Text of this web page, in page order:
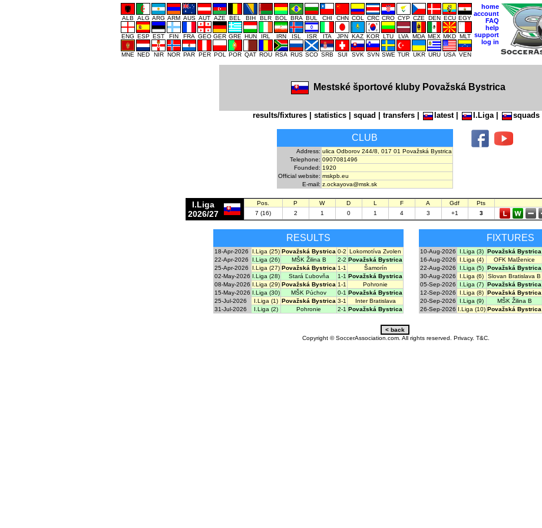
ALB ALG ARG ARM AUS AUT AZE BEL BIH BLR BOL BRA BUL CHI CHN COL CRC CRO CYP CZE DEN ECU EGY
ENG ESP EST FIN FRA GEO GER GRE HUN IRL IRN ISL ISR ITA JPN KAZ KOR LTU LVA MDA MEX MKD MLT
MNE NED NIR NOR PAR PER POL POR QAT ROU RSA RUS SCO SRB SUI SVK SVN SWE TUR UKR URU USA VEN
home
account
FAQ
help
support
log in
Mestské športové kluby Považská Bystrica
results/fixtures| statistics| squad transfers| latest| I.Liga| squads
CLUB
Address: ulica Odborov 244/8, 017 01 Považská Bystrica
Telephone: 0907081496
Founded: 1920
Official website: mskpb.eu
E-mail: z.ockayova@msk.sk
I.Liga
2026/27
Pos. P W D L F A Gdf Pts
7 (16)
2 1 0 1 4 3 +1 3
RESULTS
18-Apr-2026 I.Liga (25) Považská Bystrica 0-2
Lokomotíva Zvolen
22-Apr-2026
I.Liga (26) MŠK Žilina B 2-2 Považská Bystrica
25-Apr-2026
I.Liga (27) Považská Bystrica 1-1
Šamorín
02-May-2026
I.Liga (28) Stará Ľubovňa 1-1 Považská Bystrica
08-May-2026
I.Liga (29) Považská Bystrica 1-1
Pohronie
15-May-2026
I.Liga (30) MŠK Púchov 0-1 Považská Bystrica
25-Jul-2026
I.Liga (1) Považská Bystrica 3-1
Inter Bratislava
31-Jul-2026
I.Liga (2) Pohronie 2-1 Považská Bystrica
FIXTURES
10-Aug-2026 I.Liga (3) Považská Bystrica
16-Aug-2026
I.Liga (4) OFK Malženice
22-Aug-2026
I.Liga (5) Považská Bystrica
30-Aug-2026
I.Liga (6) Slovan Bratislava B
05-Sep-2026
I.Liga (7) Považská Bystrica
12-Sep-2026
I.Liga (8) Považská Bystrica
20-Sep-2026
I.Liga (9) MŠK Žilina B
26-Sep-2026
I.Liga (10) Považská Bystrica
Copyright © SoccerAssociation.com. All rights reserved. Privacy. T&C.